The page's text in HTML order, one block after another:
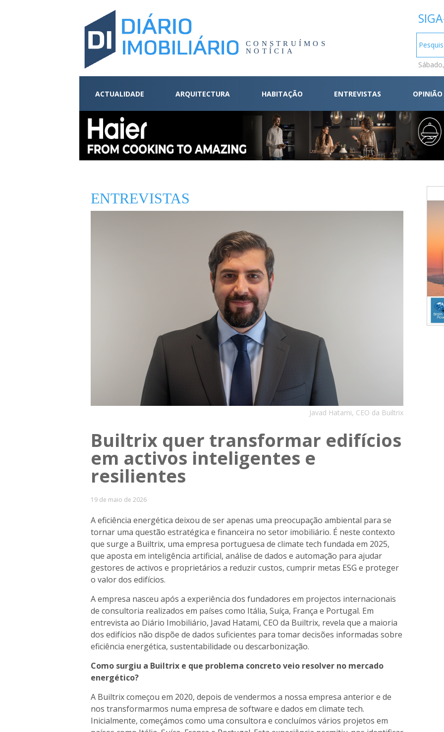
CONSTRUÍMOS
NOTÍCIA
ACTUALIDADE ARQUITECTURA HABITAÇÃO ENTREVISTAS OPINIÃO
ENTREVISTAS
Javad Hatami, CEO da Builtrix
Builtrix quer transformar edifícios
em activos inteligentes e
resilientes
19 de maio de 2026
A eficiência energética deixou de ser apenas uma preocupação ambiental para se
tornar uma questão estratégica e financeira no setor imobiliário. É neste contexto
que surge a Builtrix, uma empresa portuguesa de climate tech fundada em 2025,
que aposta em inteligência artificial, análise de dados e automação para ajudar
gestores de activos e proprietários a reduzir custos, cumprir metas ESG e proteger
o valor dos edifícios.
A empresa nasceu após a experiência dos fundadores em projectos internacionais
de consultoria realizados em países como Itália, Suíça, França e Portugal. Em
entrevista ao Diário Imobiliário, Javad Hatami, CEO da Builtrix, revela que a maioria
dos edifícios não dispõe de dados suficientes para tomar decisões informadas sobre
eficiência energética, sustentabilidade ou descarbonização.
Como surgiu a Builtrix e que problema concreto veio resolver no mercado
energético?
A Builtrix começou em 2020, depois de vendermos a nossa empresa anterior e de
nos transformarmos numa empresa de software e dados em climate tech.
Inicialmente, começámos como uma consultora e concluímos vários projetos em